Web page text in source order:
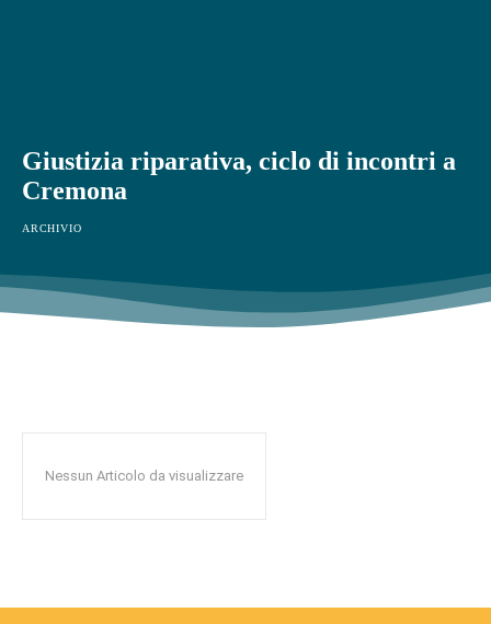
Giustizia riparativa, ciclo di incontri a
Cremona
ARCHIVIO
Nessun Articolo da visualizzare